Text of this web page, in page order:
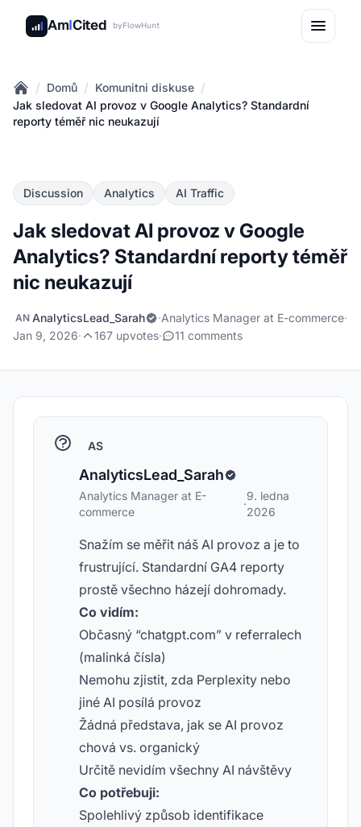
AmICited byFlowHunt
Home
/ Domů / Komunitni diskuse /
Jak sledovat AI provoz v Google Analytics? Standardní
reporty téměř nic neukazují
Discussion Analytics AI Traffic
Jak sledovat AI provoz v Google
Analytics? Standardní reporty téměř
nic neukazují
AN AnalyticsLead_Sarah ·Analytics Manager at E-commerce·
Jan 9, 2026· 167 upvotes· 11 comments
AS
AnalyticsLead_Sarah
Analytics Manager at E-
commerce
·
9. ledna
2026
Snažím se měřit náš AI provoz a je to
frustrující. Standardní GA4 reporty
prostě všechno házejí dohromady.
Co vidím:
Občasný “chatgpt.com” v referralech
(malinká čísla)
Nemohu zjistit, zda Perplexity nebo
jiné AI posílá provoz
Žádná představa, jak se AI provoz
chová vs. organický
Určitě nevidím všechny AI návštěvy
Co potřebuji:
Spolehlivý způsob identifikace